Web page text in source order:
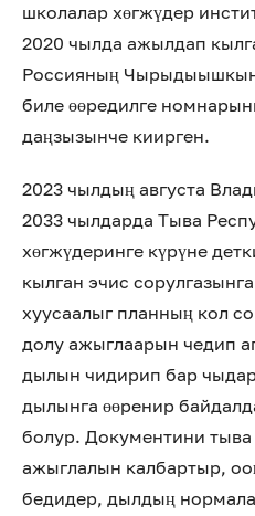
школалар хөгжүдер
2020 чылда ажылдап
Россияның
биле өөредилге
даңзызынче киирген.
2023 чылдың августа
2033 чылдарда Тыва
хөгжүдеринге күрүне
кылган эчис
хуусаалыг планның кол
долу ажыглаарын чедип
дылын чидирип бар
дылынга өөренир
болур. Документини
ажыглалын калбартыр,
бедидер, дылдың